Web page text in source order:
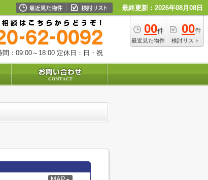
最終更新：2026年08月08日
00件
最近見た物件
00件
検討リスト
間：09:00～18:00 定休日：日・祝